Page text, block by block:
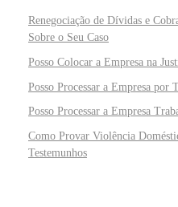
Renegociação de Dívidas e
Sobre o Seu Caso
Posso Colocar a Empresa na
Posso Processar a Empresa por
Posso Processar a Empresa
Como Provar Violência
Testemunhos